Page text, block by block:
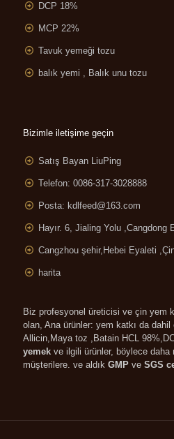
DCP 18%
MCP 22%
Tavuk yemeği tozu
balık yemi , Balık unu tozu
Bizimle iletişime geçin
Satış Bayan LiuPing
Telefon: 0086-317-3028888
Posta: kdlfeed@163.com
Hayır. 6, Jialing Yolu ,Cangdong
Cangzhou şehir,Hebei Eyaleti
harita
Biz profesyonel üreticisi ve çin yem
olan, Ana ürünler: yem katkı da dahil
Allicin,Maya toz , Batain HCL
yemek ve ilgili ürünler, böylece
müşterilere. ve aldık GMP ve SGS